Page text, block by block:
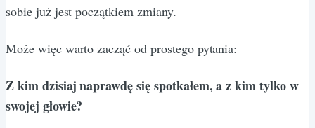
sobie już jest początkiem zmiany.
Może więc warto zacząć od prostego pytania:
Z kim dzisiaj naprawdę się spotkałem, a z kim tylko w
swojej głowie?